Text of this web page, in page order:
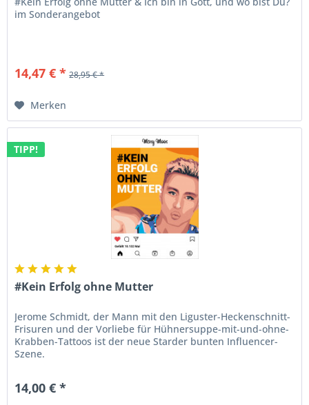
im Sonderangebot
14,47 € * 28,95 € *
Merken
TIPP!
#Kein Erfolg ohne Mutter
Jerome Schmidt, der Mann mit den Liguster-Heckenschnitt-
Frisuren und der Vorliebe für Hühnersuppe-mit-und-ohne-
Krabben-Tattoos ist der neue Starder bunten Influencer-
Szene.
14,00 € *